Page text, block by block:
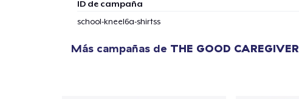
ID de campaña
school-kneel6a-shirtss
Más campañas de THE GOOD CAREGIVER